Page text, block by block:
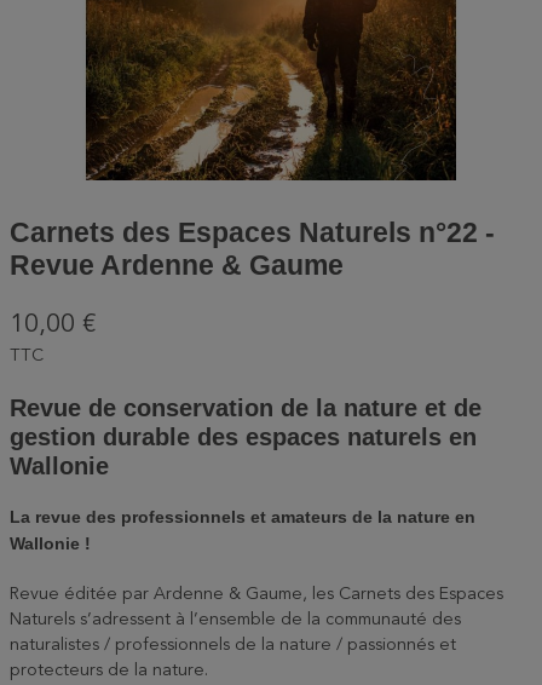
Carnets des Espaces Naturels n°22 -
Revue Ardenne & Gaume
10,00 €
TTC
Revue de conservation de la nature et de
gestion durable des espaces naturels en
Wallonie
La revue des professionnels et amateurs de la nature en
Wallonie !
Revue éditée par Ardenne & Gaume, les Carnets des Espaces
Naturels s’adressent à l’ensemble de la communauté des
naturalistes / professionnels de la nature / passionnés et
protecteurs de la nature.